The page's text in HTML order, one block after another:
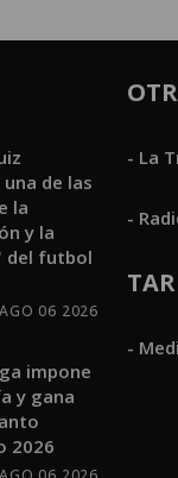
de las
la
y la
del futbol
06 2026
impone
y gana
2026
- La
-
-